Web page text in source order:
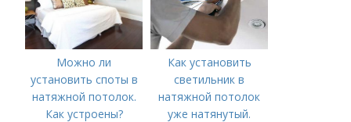
Можно ли
установить споты в
натяжной потолок.
Как устроены?
Как установить
светильник в
натяжной потолок
уже натянутый.